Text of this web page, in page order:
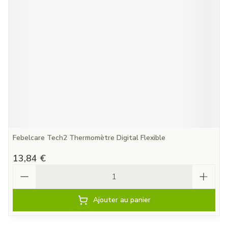
Febelcare Tech2 Thermomètre Digital Flexible
13,84 €
Ajouter au panier